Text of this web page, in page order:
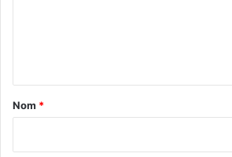
a
Nom *